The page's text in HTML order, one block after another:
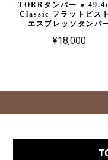
TORRタンパー ●
Classic フラットピス
エスプレッソタンパ
¥18,000